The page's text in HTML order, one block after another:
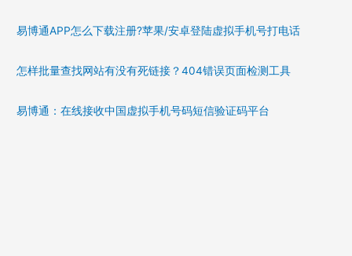
易博通APP怎么下载注册?苹果/安卓登陆虚拟手机号打电话
怎样批量查找网站有没有死链接？404错误页面检测工具
易博通：在线接收中国虚拟手机号码短信验证码平台